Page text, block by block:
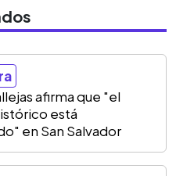
afirma que "el
está
en San Salvador